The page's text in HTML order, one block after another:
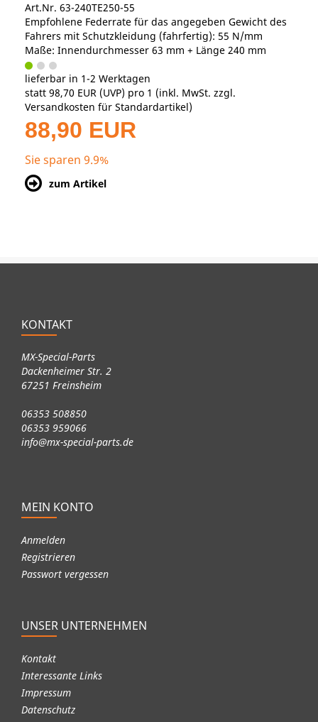
Art.Nr. 63-240TE250-55
Empfohlene Federrate für das angegeben Gewicht des
Fahrers mit Schutzkleidung (fahrfertig): 55 N/mm
Maße: Innendurchmesser 63 mm + Länge 240 mm
lieferbar in 1-2 Werktagen
statt 98,70 EUR (UVP) pro 1 (inkl. MwSt. zzgl.
Versandkosten für Standardartikel)
88,90 EUR
Sie sparen 9.9%
zum Artikel
KONTAKT
MX-Special-Parts
Dackenheimer Str. 2
67251 Freinsheim
06353 508850
06353 959066
info@mx-special-parts.de
MEIN KONTO
Anmelden
Registrieren
Passwort vergessen
UNSER UNTERNEHMEN
Kontakt
Interessante Links
Impressum
Datenschutz